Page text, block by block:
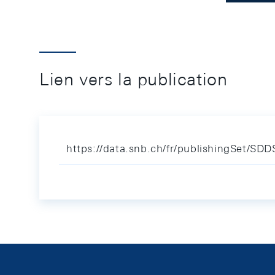
Lien vers la publication
https://data.snb.ch/fr/publishingSet/